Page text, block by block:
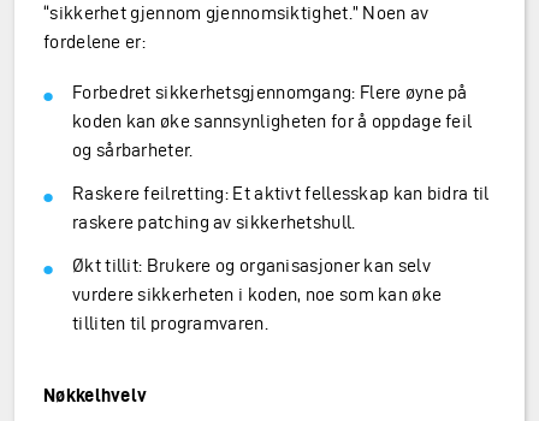
“sikkerhet gjennom gjennomsiktighet.” Noen av
fordelene er:
Forbedret sikkerhetsgjennomgang: Flere øyne på
koden kan øke sannsynligheten for å oppdage feil
og sårbarheter.
Raskere feilretting: Et aktivt fellesskap kan bidra til
raskere patching av sikkerhetshull.
Økt tillit: Brukere og organisasjoner kan selv
vurdere sikkerheten i koden, noe som kan øke
tilliten til programvaren.
Nøkkelhvelv